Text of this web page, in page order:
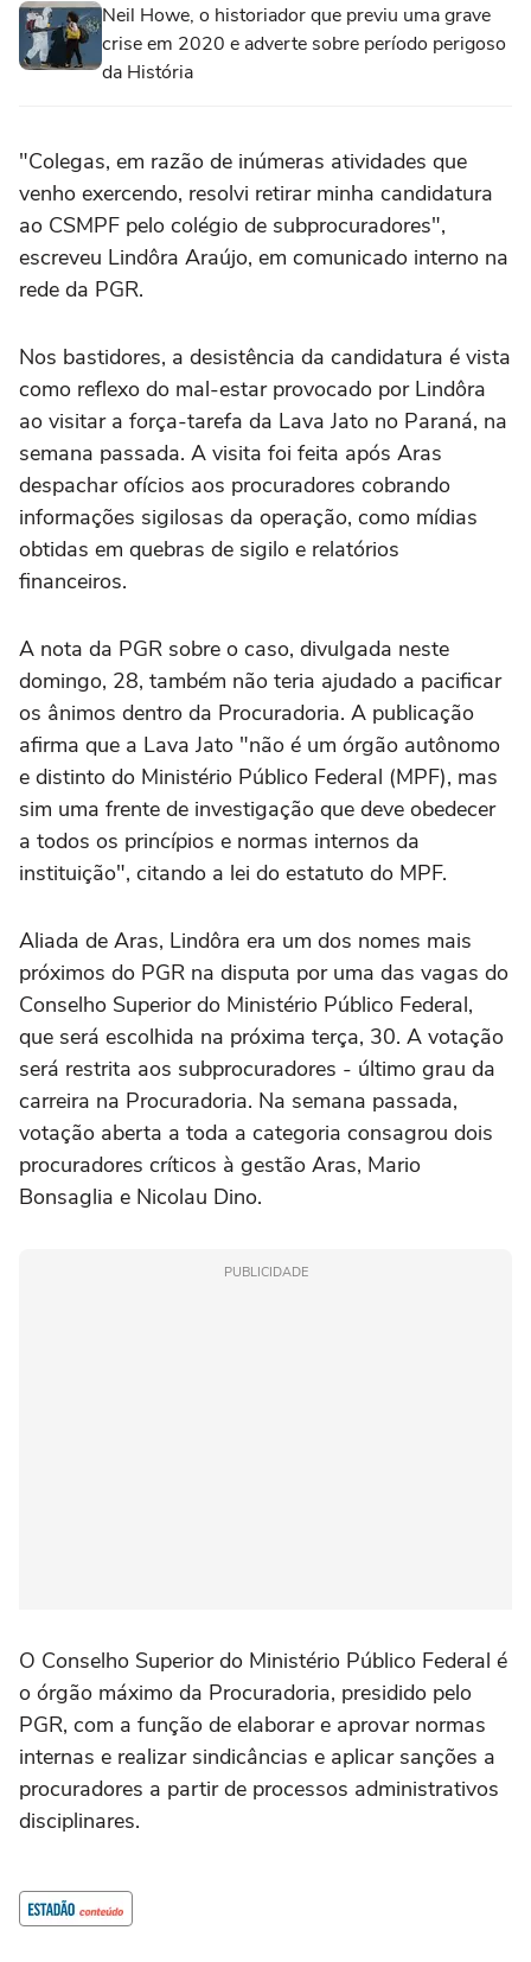
Neil Howe, o historiador que previu uma grave
crise em 2020 e adverte sobre período perigoso
da História
"Colegas, em razão de inúmeras atividades que
venho exercendo, resolvi retirar minha candidatura
ao CSMPF pelo colégio de subprocuradores",
escreveu Lindôra Araújo, em comunicado interno na
rede da PGR.
Nos bastidores, a desistência da candidatura é vista
como reflexo do mal-estar provocado por Lindôra
ao visitar a força-tarefa da Lava Jato no Paraná, na
semana passada. A visita foi feita após Aras
despachar ofícios aos procuradores cobrando
informações sigilosas da operação, como mídias
obtidas em quebras de sigilo e relatórios
financeiros.
A nota da PGR sobre o caso, divulgada neste
domingo, 28, também não teria ajudado a pacificar
os ânimos dentro da Procuradoria. A publicação
afirma que a Lava Jato "não é um órgão autônomo
e distinto do Ministério Público Federal (MPF), mas
sim uma frente de investigação que deve obedecer
a todos os princípios e normas internos da
instituição", citando a lei do estatuto do MPF.
Aliada de Aras, Lindôra era um dos nomes mais
próximos do PGR na disputa por uma das vagas do
Conselho Superior do Ministério Público Federal,
que será escolhida na próxima terça, 30. A votação
será restrita aos subprocuradores - último grau da
carreira na Procuradoria. Na semana passada,
votação aberta a toda a categoria consagrou dois
procuradores críticos à gestão Aras, Mario
Bonsaglia e Nicolau Dino.
PUBLICIDADE
O Conselho Superior do Ministério Público Federal é
o órgão máximo da Procuradoria, presidido pelo
PGR, com a função de elaborar e aprovar normas
internas e realizar sindicâncias e aplicar sanções a
procuradores a partir de processos administrativos
disciplinares.